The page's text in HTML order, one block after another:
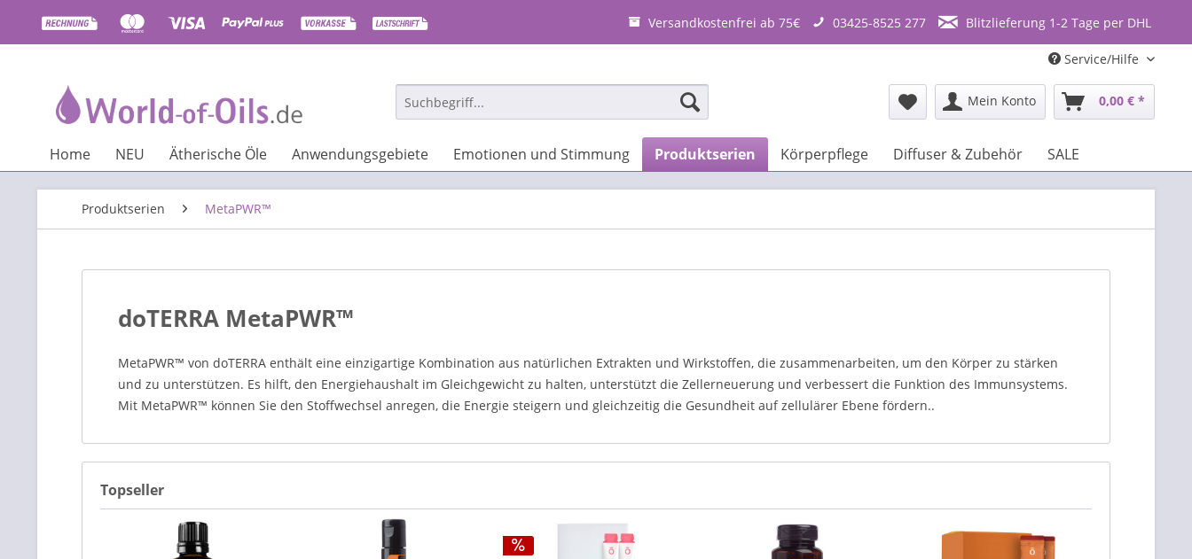
Versandkostenfrei ab 75€ 03425-8525 277 Blitzlieferung 1-2 Tage per DHL
Service/Hilfe
Mein Konto 0,00 € *
Home NEU Ätherische Öle Anwendungsgebiete Emotionen und Stimmung Produktserien Körperpflege Diffuser & Zubehör SALE
Produktserien MetaPWR™
doTERRA MetaPWR™
MetaPWR™ von doTERRA enthält eine einzigartige Kombination aus natürlichen Extrakten und Wirkstoffen, die zusammenarbeiten, um den Körper zu stärken
und zu unterstützen. Es hilft, den Energiehaushalt im Gleichgewicht zu halten, unterstützt die Zellerneuerung und verbessert die Funktion des Immunsystems.
Mit MetaPWR™ können Sie den Stoffwechsel anregen, die Energie steigern und gleichzeitig die Gesundheit auf zellulärer Ebene fördern..
Topseller